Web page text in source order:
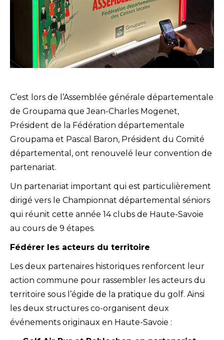
C’est lors de l’Assemblée générale départementale
de Groupama que Jean-Charles Mogenet,
Président de la Fédération départementale
Groupama et Pascal Baron, Président du Comité
départemental, ont renouvelé leur convention de
partenariat.
Un partenariat important qui est particulièrement
dirigé vers le Championnat départemental séniors
qui réunit cette année 14 clubs de Haute-Savoie
au cours de 9 étapes.
Fédérer les acteurs du territoire
Les deux partenaires historiques renforcent leur
action commune pour rassembler les acteurs du
territoire sous l’égide de la pratique du golf. Ainsi
les deux structures co-organisent deux
événements originaux en Haute-Savoie :